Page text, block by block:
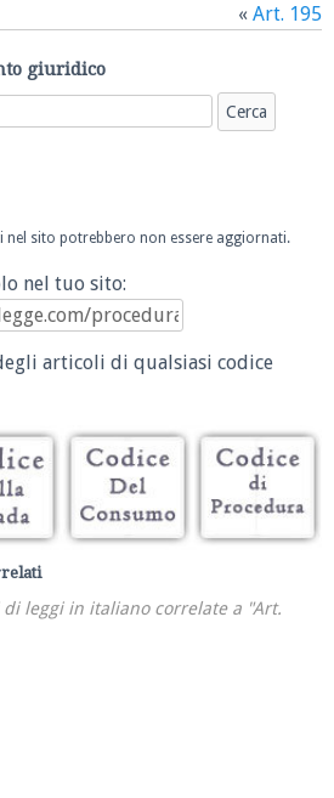
« Art. 195
giuridico
nel sito potrebbero non essere aggiornati.
nel tuo sito:
articoli di qualsiasi codice
leggi in italiano correlate a "Art.